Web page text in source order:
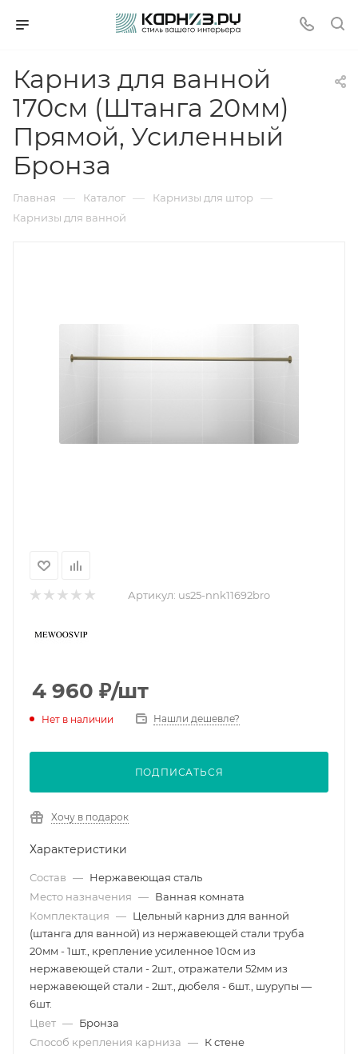
Карниз для ванной
170см (Штанга 20мм)
Прямой, Усиленный
Бронза
Главная — Каталог — Карнизы для штор —
Карнизы для ванной
Артикул: us25-nnk11692bro
4 960 ₽/шт
Нет в наличии Нашли дешевле?
ПОДПИСАТЬСЯ
Хочу в подарок
Характеристики
Состав — Нержавеющая сталь
Место назначения — Ванная комната
Комплектация — Цельный карниз для ванной
(штанга для ванной) из нержавеющей стали труба
20мм - 1шт., крепление усиленное 10см из
нержавеющей стали - 2шт., отражатели 52мм из
нержавеющей стали - 2шт., дюбеля - 6шт., шурупы —
6шт.
Цвет — Бронза
Способ крепления карниза — К стене